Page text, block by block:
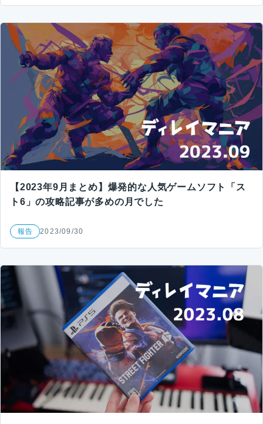
【2023年9月まとめ】爆発的な人気ゲームソフト「ス
ト6」の攻略記事が多めの月でした
報告 2023/09/30